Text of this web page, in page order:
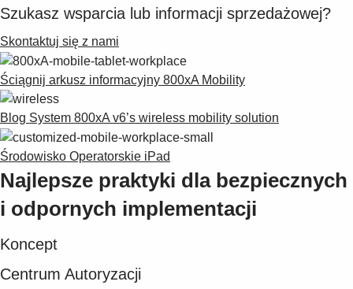
Products
See more products
Shopping list preview
Szukasz wsparcia lub informacji sprzedażowej?
Skontaktuj się z nami
Ściągnij arkusz informacyjny 800xA Mobility
Blog System 800xA v6’s wireless mobility solution
Środowisko Operatorskie iPad
Najlepsze praktyki dla bezpiecznych
i odpornych implementacji
Koncept
Centrum Autoryzacji